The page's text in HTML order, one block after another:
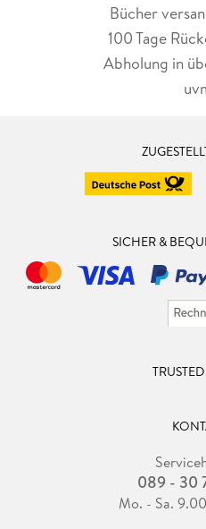
Bücher
100 Tage
Abholung in
SICHER &
089 - 30
Mo. - Sa.